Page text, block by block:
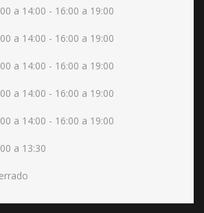
a 14:00 - 16:00 a 19:00
a 14:00 - 16:00 a 19:00
a 14:00 - 16:00 a 19:00
a 14:00 - 16:00 a 19:00
a 14:00 - 16:00 a 19:00
a 13:30